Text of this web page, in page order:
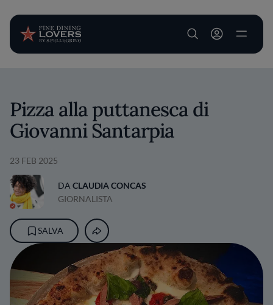
User account
Pizza alla puttanesca di
Giovanni Santarpia
23 FEB 2025
DA CLAUDIA CONCAS
GIORNALISTA
SALVA